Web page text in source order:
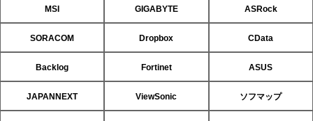
MSI GIGABYTE ASRock
SORACOM Dropbox CData
Backlog Fortinet ASUS
JAPANNEXT ViewSonic ソフマップ